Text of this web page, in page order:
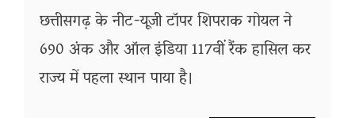
छत्तीसगढ़ के नीट-यूजी टॉपर शिपराक गोयल ने
690 अंक और ऑल इंडिया 117वीं रैंक हासिल कर
राज्य में पहला स्थान पाया है।